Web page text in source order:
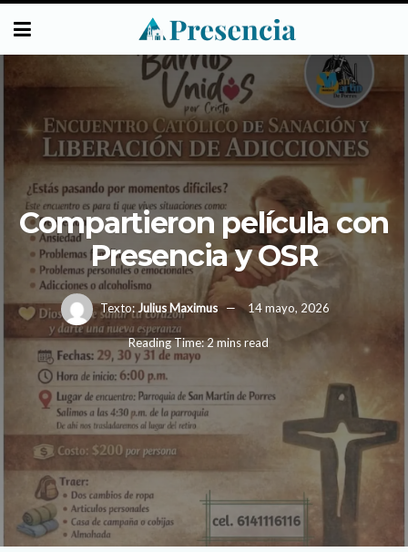
Compartieron película con
Presencia y OSR
Texto:Julius Maximus 14 mayo, 2026
Reading Time: 2 mins read